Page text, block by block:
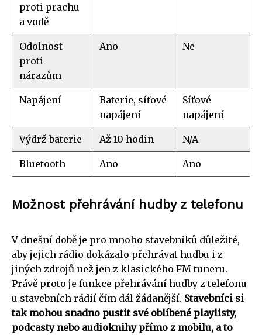
proti prachu
a vodě
Odolnost
proti
nárazům
Ano Ne
Napájení
Baterie, síťové
napájení
Síťové
napájení
Výdrž baterie Až 10 hodin N/A
Bluetooth Ano Ano
Možnost přehrávání hudby z telefonu
V dnešní době je pro mnoho stavebníků důležité,
aby jejich rádio dokázalo přehrávat hudbu i z
jiných zdrojů než jen z klasického FM tuneru.
Právě proto je funkce přehrávání hudby z telefonu
u stavebních rádií čím dál žádanější. Stavebníci si
tak mohou snadno pustit své oblíbené playlisty,
podcasty nebo audioknihy přímo z mobilu, a to